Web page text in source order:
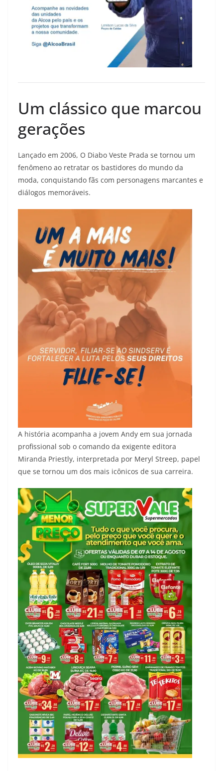
Um clássico que marcou
gerações
Lançado em 2006, O Diabo Veste Prada se tornou um
fenômeno ao retratar os bastidores do mundo da
moda, conquistando fãs com personagens marcantes e
diálogos memoráveis.
A história acompanha a jovem Andy em sua jornada
profissional sob o comando da exigente editora
Miranda Priestly, interpretada por Meryl Streep, papel
que se tornou um dos mais icônicos de sua carreira.